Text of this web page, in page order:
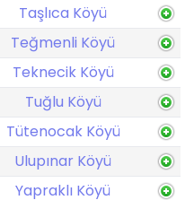
Taşlıca Köyü
Teğmenli Köyü
Teknecik Köyü
Tuğlu Köyü
Tütenocak Köyü
Ulupınar Köyü
Yapraklı Köyü